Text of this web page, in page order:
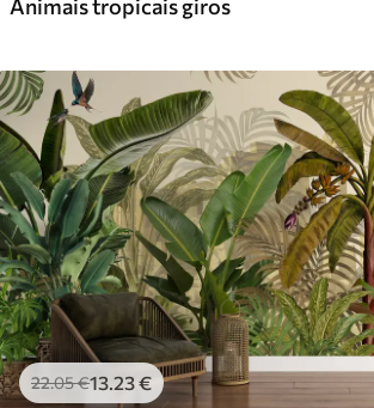
Animais tropicais giros
22.05€13.23€